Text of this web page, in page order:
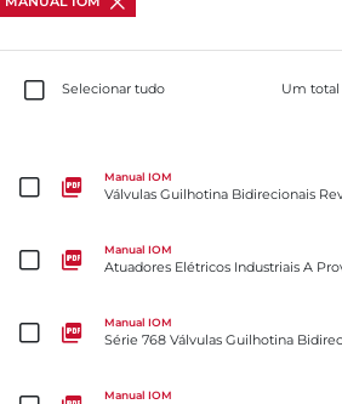
Selecionar tudo Um
Manual IOM
Válvulas Guilhotina Bidirecionais
Manual IOM
Atuadores Elétricos Industriais A
Manual IOM
Série 768 Válvulas Guilhotina
Manual IOM